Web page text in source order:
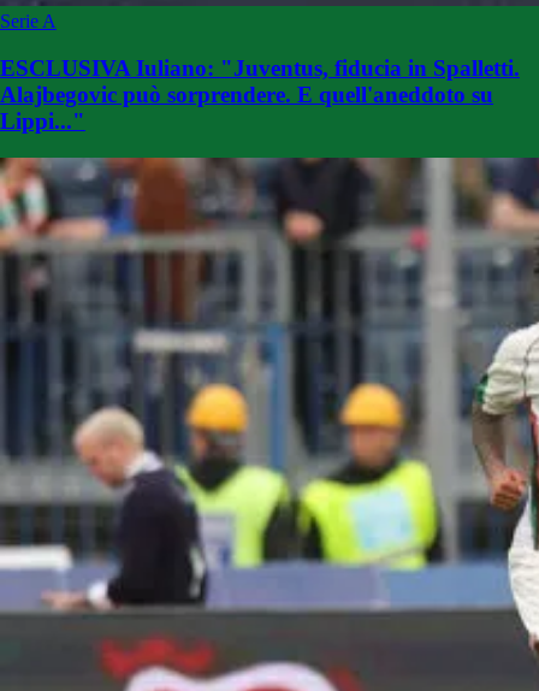
Serie A
ESCLUSIVA Iuliano: "Juventus, fiducia in Spalletti.
Alajbegovic può sorprendere. E quell'aneddoto su
Lippi..."